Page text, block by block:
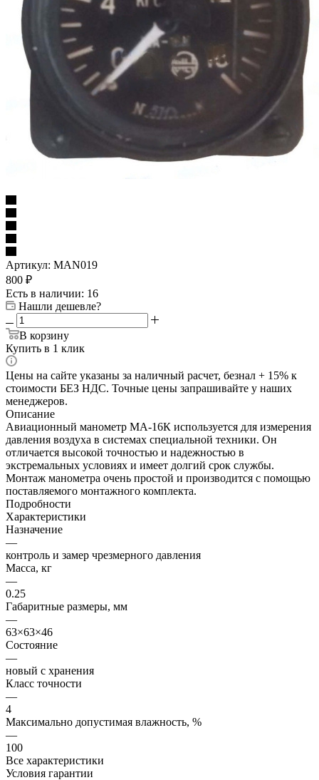
Артикул: MAN019
800 ₽
Есть в наличии: 16
Нашли дешевле?
В корзину
Купить в 1 клик
Цены на сайте указаны за наличный расчет, безнал + 15% к
стоимости БЕЗ НДС. Точные цены запрашивайте у наших
менеджеров.
Описание
Авиационный манометр МА-16К используется для измерения
давления воздуха в системах специальной техники. Он
отличается высокой точностью и надежностью в
экстремальных условиях и имеет долгий срок службы.
Монтаж манометра очень простой и производится с помощью
поставляемого монтажного комплекта.
Подробности
Характеристики
Назначение
—
контроль и замер чрезмерного давления
Масса, кг
—
0.25
Габаритные размеры, мм
—
63×63×46
Состояние
—
новый с хранения
Класс точности
—
4
Максимально допустимая влажность, %
—
100
Все характеристики
Условия гарантии